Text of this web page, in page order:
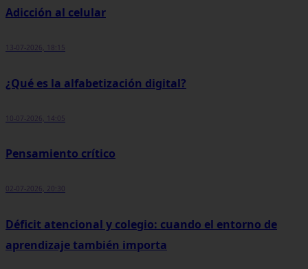
Adicción al celular
13-07-2026, 18:15
¿Qué es la alfabetización digital?
10-07-2026, 14:05
Pensamiento crítico
02-07-2026, 20:30
Déficit atencional y colegio: cuando el entorno de
aprendizaje también importa